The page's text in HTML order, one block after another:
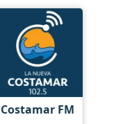
Costamar FM